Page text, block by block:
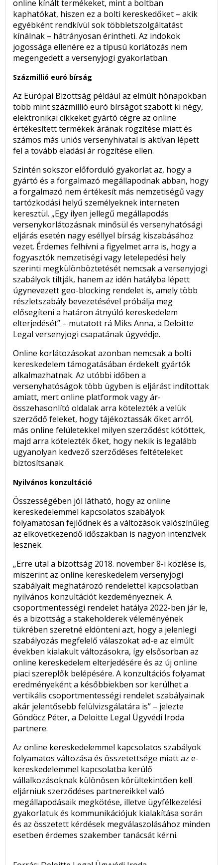
online kínált termékeket, mint a boltban
kaphatókat, hiszen ez a bolti kereskedőket – akik
egyébként rendkívül sok többletszolgáltatást
kínálnak – hátrányosan érintheti. Az indokok
jogossága ellenére ez a típusú korlátozás nem
megengedett a versenyjogi gyakorlatban.
Százmillió euró bírság
Az Európai Bizottság például az elmúlt hónapokban
több mint százmillió euró bírságot szabott ki négy,
elektronikai cikkeket gyártó cégre az online
értékesített termékek árának rögzítése miatt és
számos más uniós versenyhivatal is aktívan lépett
fel a tovább eladási ár rögzítése ellen.
Szintén sokszor előforduló gyakorlat az, hogy a
gyártó és a forgalmazó megállapodnak abban, hogy
a forgalmazó nem értékesít más nemzetiségű vagy
tartózkodási helyű személyeknek interneten
keresztül. „Egy ilyen jellegű megállapodás
versenykorlátozásnak minősül és versenyhatósági
eljárás esetén nagy eséllyel bírság kiszabásához
vezet. Érdemes felhívni a figyelmet arra is, hogy a
fogyasztók nemzetiségi vagy letelepedési hely
szerinti megkülönböztetését nemcsak a versenyjogi
szabályok tiltják, hanem az idén hatályba lépett
úgynevezett geo-blocking rendelet is, amely több
részletszabály bevezetésével próbálja meg
elősegíteni a határon átnyúló kereskedelem
elterjedését” – mutatott rá Miks Anna, a Deloitte
Legal versenyjogi csapatának ügyvédje.
Online korlátozásokat azonban nemcsak a bolti
kereskedelem támogatásában érdekelt gyártók
alkalmazhatnak. Az utóbbi időben a
versenyhatóságok több ügyben is eljárást indítottak
amiatt, mert online platformok vagy ár-
összehasonlító oldalak arra kötelezték a velük
szerződő feleket, hogy tájékoztassák őket arról,
más online felületekkel milyen szerződést kötöttek,
majd arra kötelezték őket, hogy nekik is legalább
ugyanolyan kedvező szerződéses feltételeket
biztosítsanak.
Nyilvános konzultáció
Összességében jól látható, hogy az online
kereskedelemmel kapcsolatos szabályok
folyamatosan fejlődnek és a változások valószínűleg
az elkövetkezendő időszakban is nagyon intenzívek
lesznek.
„Erre utal a bizottság 2018. november 8-i közlése is,
miszerint az online kereskedelem versenyjogi
szabályait meghatározó rendelettel kapcsolatban
nyilvános konzultációt kezdeményeznek. A
csoportmentességi rendelet hatálya 2022-ben jár le,
és a bizottság a stakeholderek véleményének
tükrében szeretné eldönteni azt, hogy a jelenlegi
szabályozás megfelelő válaszokat ad-e az elmúlt
években kialakult változásokra, így elsősorban az
online kereskedelem elterjedésére és az új online
piaci szereplők belépésére. A konzultációs folyamat
eredményeként a későbbiekben sor kerülhet a
vertikális csoportmentességi rendelet szabályainak
akár jelentősebb felülvizsgálatára is” – jelezte
Göndöcz Péter, a Deloitte Legal Ügyvédi Iroda
partnere.
Az online kereskedelemmel kapcsolatos szabályok
folyamatos változása és összetettsége miatt az e-
kereskedelemmel kapcsolatba kerülő
vállalkozásoknak különösen körültekintően kell
eljárniuk szerződéses partnereikkel való
megállapodásaik megkötése, illetve ügyfélkezelési
gyakorlatuk és kommunikációjuk kialakítása során
és az összetett kérdések megválaszolásához minden
esetben érdemes szakember tanácsát kérni.